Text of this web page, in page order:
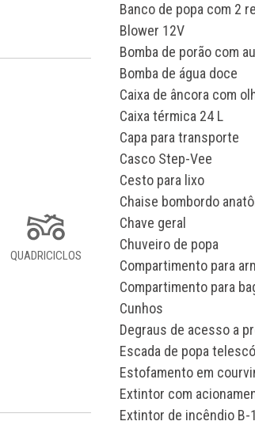
QUADRICICLOS
Banco de popa com 2
Blower 12V
Bomba de porão com
Bomba de água doce
Caixa de âncora com
Caixa térmica 24 L
Capa para transporte
Casco Step-Vee
Cesto para lixo
Chaise bombordo
Chave geral
Chuveiro de popa
Compartimento para
Compartimento para
Cunhos
Degraus de acesso a
Escada de popa
Estofamento em
Extintor com
Extintor de incêndio B-1